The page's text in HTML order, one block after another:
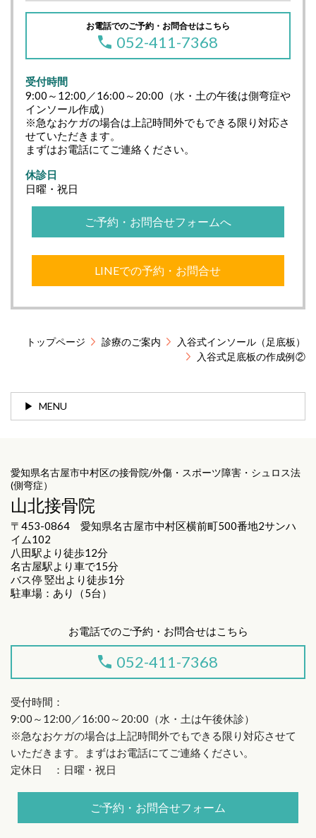
お電話でのご予約・お問合せはこちら
052-411-7368
受付時間
9:00～12:00／16:00～20:00（水・土の午後は側弯症や
インソール作成）
※急なおケガの場合は上記時間外でもできる限り対応さ
せていただきます。
まずはお電話にてご連絡ください。
休診日
日曜・祝日
ご予約・お問合せフォームへ
LINEでの予約・お問合せ
トップページ 診療のご案内
入谷式インソール（足底板）
入谷式足底板の作成例②
MENU
愛知県名古屋市中村区の接骨院/外傷・スポーツ障害・シュロス法
(側弯症）
山北接骨院
〒453-0864 愛知県名古屋市中村区横前町500番地2サンハ
イム102
八田駅より徒歩12分
名古屋駅より車で15分
バス停 竪出より徒歩1分
駐車場：あり（5台）
お電話でのご予約・お問合せはこちら
052-411-7368
受付時間：
9:00～12:00／16:00～20:00（水・土は午後休診）
※急なおケガの場合は上記時間外でもできる限り対応させて
いただきます。まずはお電話にてご連絡ください。
定休日 ：日曜・祝日
ご予約・お問合せフォーム